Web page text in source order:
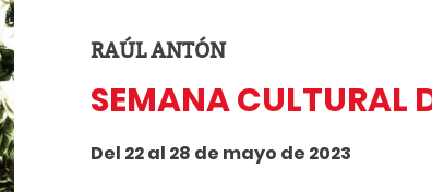
RAÚL ANTÓN
SEMANA CULTURAL
Del 22 al 28 de mayo de 2023